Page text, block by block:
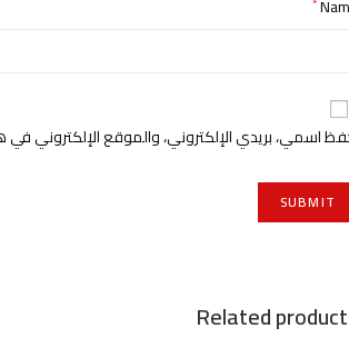
اسمي، بريدي الإلكتروني، والموقع الإلكتروني
Related